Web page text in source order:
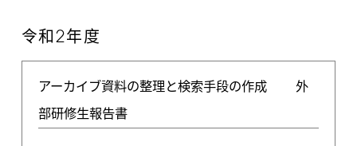
令和2年度
アーカイブ資料の整理と検索手段の作成
外
部研修生報告書